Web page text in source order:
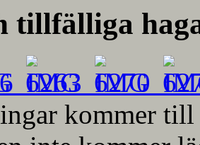
tillfälliga
kommer